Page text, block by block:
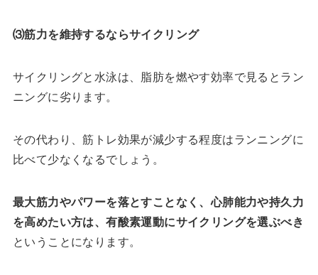
⑶筋力を維持するならサイクリング
サイクリングと水泳は、脂肪を燃やす効率で見るとラン
ニングに劣ります。
その代わり、筋トレ効果が減少する程度はランニングに
比べて少なくなるでしょう。
最大筋力やパワーを落とすことなく、心肺能力や持久力
を高めたい方は、有酸素運動にサイクリングを選ぶべき
ということになります。